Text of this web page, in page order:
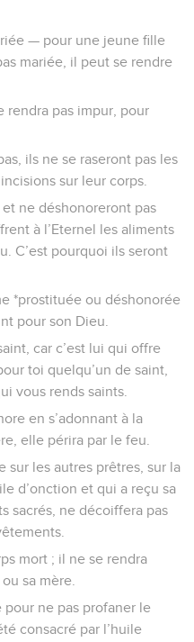
— pour une jeune fille
mariée, il peut se rendre
rendra pas impur, pour
ils ne se raseront pas les
sur leur corps.
ne déshonoreront pas
à l’Eternel les aliments
C’est pourquoi ils seront
*prostituée ou déshonorée
pour son Dieu.
car c’est lui qui offre
toi quelqu’un de saint,
vous rends saints.
en s’adonnant à la
elle périra par le feu.
sur les autres prêtres, sur la
d’onction et qui a reçu sa
sacrés, ne décoiffera pas
mort ; il ne se rendra
sa mère.
pour ne pas profaner le
consacré par l’huile